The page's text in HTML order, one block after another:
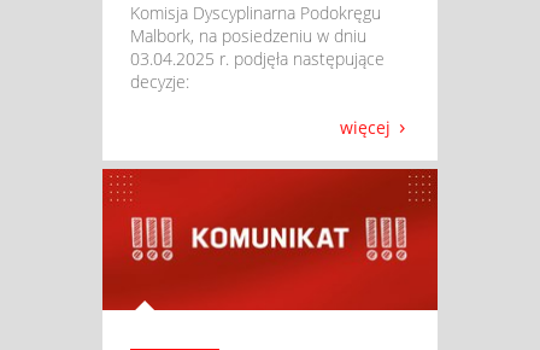
​ Komisja Dyscyplinarna Podokręgu
Malbork, na posiedzeniu w dniu
03.04.2025 r. podjęła następujące
decyzje:
więcej